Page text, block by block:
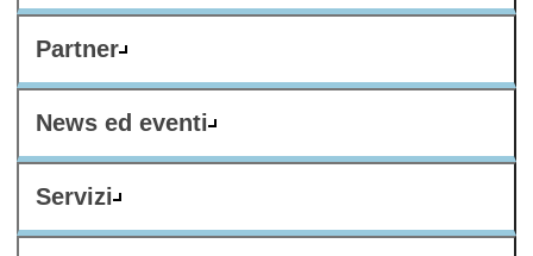
Partner
News ed eventi
Servizi